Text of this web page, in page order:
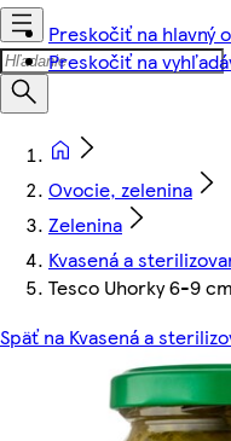
Preskočiť na hlavný
Preskočiť na
Ovocie, zelenina
Zelenina
Kvasená a
Tesco Uhorky 6-9
Späť na Kvasená a